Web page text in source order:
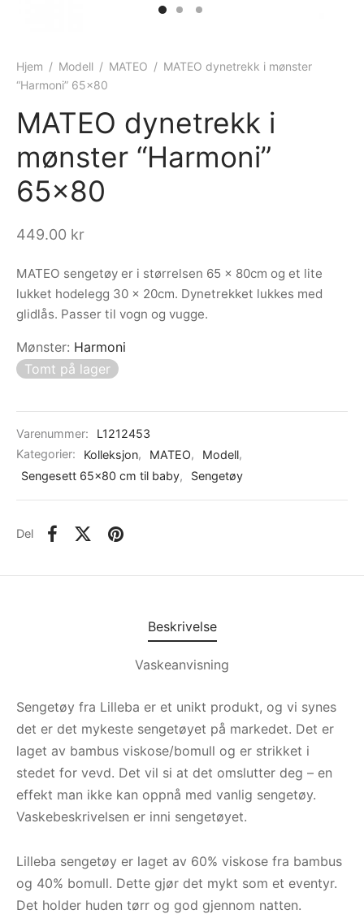
Hjem / Modell / MATEO / MATEO dynetrekk i mønster
“Harmoni” 65×80
MATEO dynetrekk i
mønster “Harmoni”
65×80
449.00 kr
MATEO sengetøy er i størrelsen 65 x 80cm og et lite
lukket hodelegg 30 x 20cm. Dynetrekket lukkes med
glidlås. Passer til vogn og vugge.
Mønster: Harmoni
Tomt på lager
Varenummer:
L1212453
Kategorier:
Kolleksjon, MATEO, Modell,
Sengesett 65x80 cm til baby, Sengetøy
Del
Beskrivelse
Vaskeanvisning
Sengetøy fra Lilleba er et unikt produkt, og vi synes
det er det mykeste sengetøyet på markedet. Det er
laget av bambus viskose/bomull og er strikket i
stedet for vevd. Det vil si at det omslutter deg – en
effekt man ikke kan oppnå med vanlig sengetøy.
Vaskebeskrivelsen er inni sengetøyet.
Lilleba sengetøy er laget av 60% viskose fra bambus
og 40% bomull. Dette gjør det mykt som et eventyr.
Det holder huden tørr og god gjennom natten.
teppe